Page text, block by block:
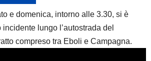
e domenica, intorno alle 3.30, si è
lungo l’autostrada del
compreso tra Eboli e Campagna.